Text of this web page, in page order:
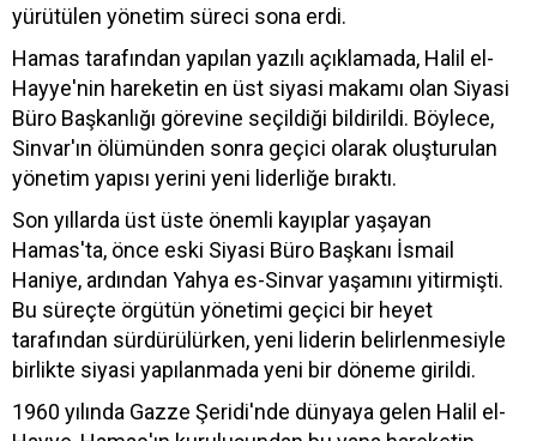
yürütülen yönetim süreci sona erdi.
Hamas tarafından yapılan yazılı açıklamada, Halil el-
Hayye'nin hareketin en üst siyasi makamı olan Siyasi
Büro Başkanlığı görevine seçildiği bildirildi. Böylece,
Sinvar'ın ölümünden sonra geçici olarak oluşturulan
yönetim yapısı yerini yeni liderliğe bıraktı.
Son yıllarda üst üste önemli kayıplar yaşayan
Hamas'ta, önce eski Siyasi Büro Başkanı İsmail
Haniye, ardından Yahya es-Sinvar yaşamını yitirmişti.
Bu süreçte örgütün yönetimi geçici bir heyet
tarafından sürdürülürken, yeni liderin belirlenmesiyle
birlikte siyasi yapılanmada yeni bir döneme girildi.
1960 yılında Gazze Şeridi'nde dünyaya gelen Halil el-